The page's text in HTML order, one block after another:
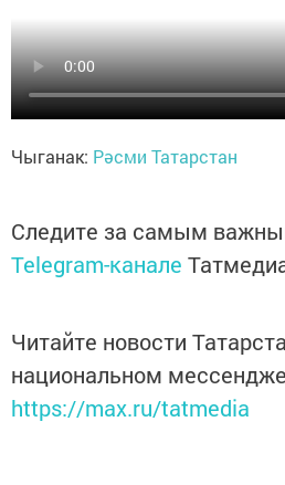
Чыганак: Рәсми Татарстан
Следите за самым
Telegram-канале
Читайте новости
национальном
https://max.ru/tatmedia